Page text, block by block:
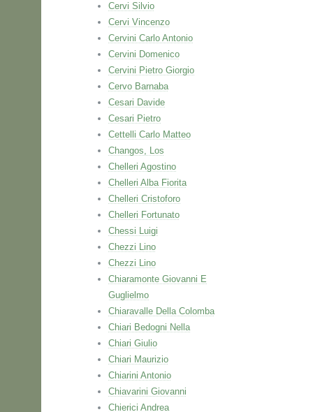
Cervi Silvio
Cervi Vincenzo
Cervini Carlo Antonio
Cervini Domenico
Cervini Pietro Giorgio
Cervo Barnaba
Cesari Davide
Cesari Pietro
Cettelli Carlo Matteo
Changos, Los
Chelleri Agostino
Chelleri Alba Fiorita
Chelleri Cristoforo
Chelleri Fortunato
Chessi Luigi
Chezzi Lino
Chezzi Lino
Chiaramonte Giovanni E
Guglielmo
Chiaravalle Della Colomba
Chiari Bedogni Nella
Chiari Giulio
Chiari Maurizio
Chiarini Antonio
Chiavarini Giovanni
Chierici Andrea